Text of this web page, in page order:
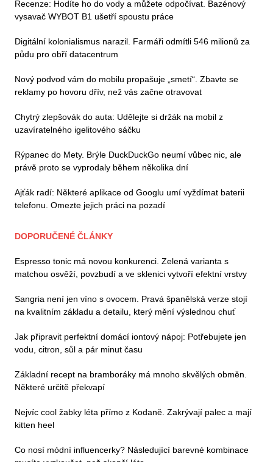
Recenze: Hodíte ho do vody a můžete odpočívat. Bazénový
vysavač WYBOT B1 ušetří spoustu práce
Digitální kolonialismus narazil. Farmáři odmítli 546 milionů za
půdu pro obří datacentrum
Nový podvod vám do mobilu propašuje „smetí“. Zbavte se
reklamy po hovoru dřív, než vás začne otravovat
Chytrý zlepšovák do auta: Udělejte si držák na mobil z
uzavíratelného igelitového sáčku
Rýpanec do Mety. Brýle DuckDuckGo neumí vůbec nic, ale
právě proto se vyprodaly během několika dní
Ajťák radí: Některé aplikace od Googlu umí vyždímat baterii
telefonu. Omezte jejich práci na pozadí
DOPORUČENÉ ČLÁNKY
Espresso tonic má novou konkurenci. Zelená varianta s
matchou osvěží, povzbudí a ve sklenici vytvoří efektní vrstvy
Sangria není jen víno s ovocem. Pravá španělská verze stojí
na kvalitním základu a detailu, který mění výslednou chuť
Jak připravit perfektní domácí iontový nápoj: Potřebujete jen
vodu, citron, sůl a pár minut času
Základní recept na bramboráky má mnoho skvělých obměn.
Některé určitě překvapí
Nejvíc cool žabky léta přímo z Kodaně. Zakrývají palec a mají
kitten heel
Co nosí módní influencerky? Následující barevné kombinace